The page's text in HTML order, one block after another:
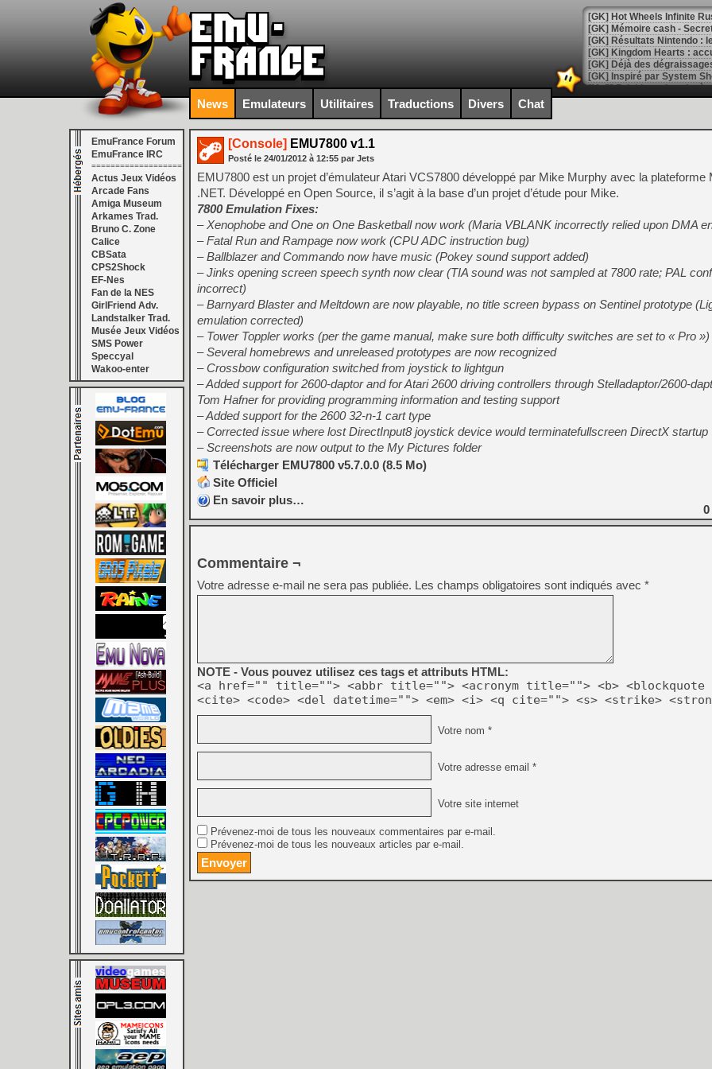
[GK] Hot Wheels Infinite
[GK] Mémoire cash -
[GK] Résultats Nintendo :
[GK] Déjà des
[Mo5] Brickboy cherche à
[GK] Minecraft et ses «
[GK] Beast of
[GK] Ubisoft : fin de partie
[GK] Mémoire cash -
[GK] Dan Houser (GTA)
[GK] Comment EA Sports
[GK] Crimson Moon : un
[GK] Isle of Reveries : le
[GK] Moonlighter 2 : The
[GK] Capcom relance
[Mo5] Deux inédits du
[GK] Le beat'em up The
[GK] Endless Legend 2 :
[LS] [PS5] Le WebKit
[GK] Oubliez Crazy Taxi,
[LS] [Switch] NSZ 5.0.0
[GK] No More Room in
[GK] Un chatbot Atelier
[GK] Mémoire cash -
[GK] Nvidia : le prix des
[GK] Suikoden Star Leap :
[Mo5] La mini borne
[GK] Pourquoi Marvel
[GK] Test : Restory : Chill
[GK] GTA 6 : Rockstar
News Emulateurs Utilitaires Traductions Divers Chat
EmuFrance Forum
EmuFrance IRC
===================
Actus Jeux Vidéos
Arcade Fans
Amiga Museum
Arkames Trad.
Bruno C. Zone
Calice
CBSata
CPS2Shock
EF-Nes
Fan de la NES
GirlFriend Adv.
Landstalker Trad.
Musée Jeux Vidéos
SMS Power
Speccyal
Wakoo-enter
[Console] EMU7800 v1.1
Posté le 24/01/2012 à 12:55 par Jets
EMU7800 est un projet d’émulateur Atari VCS7800 développé par Mike Murphy avec la plateforme
.NET. Développé en Open Source, il s’agit à la base d’un projet d’étude pour Mike.
7800 Emulation Fixes:
– Xenophobe and One on One Basketball now work (Maria VBLANK incorrectly relied upon DMA
– Fatal Run and Rampage now work (CPU ADC instruction bug)
– Ballblazer and Commando now have music (Pokey sound support added)
– Jinks opening screen speech synth now clear (TIA sound was not sampled at 7800 rate; PAL
incorrect)
– Barnyard Blaster and Meltdown are now playable, no title screen bypass on Sentinel prototype
emulation corrected)
– Tower Toppler works (per the game manual, make sure both difficulty switches are set to « Pro »)
– Several homebrews and unreleased prototypes are now recognized
– Crossbow configuration switched from joystick to lightgun
– Added support for 2600-daptor and for Atari 2600 driving controllers through Stelladaptor/2600-
Tom Hafner for providing programming information and testing support
– Added support for the 2600 32-n-1 cart type
– Corrected issue where lost DirectInput8 joystick device would terminatefullscreen DirectX startup
– Screenshots are now output to the My Pictures folder
Télécharger EMU7800 v5.7.0.0 (8.5 Mo)
Site Officiel
En savoir plus…
0
Commentaire ¬
Votre adresse e-mail ne sera pas publiée. Les champs obligatoires sont indiqués avec *
NOTE - Vous pouvez utilisez ces tags et attributs HTML:
<a href="" title=""> <abbr title=""> <acronym title=""> <b> <blockquote
<cite> <code> <del datetime=""> <em> <i> <q cite=""> <s> <strike>
Votre nom *
Votre adresse email *
Votre site internet
Prévenez-moi de tous les nouveaux commentaires par e-mail.
Prévenez-moi de tous les nouveaux articles par e-mail.